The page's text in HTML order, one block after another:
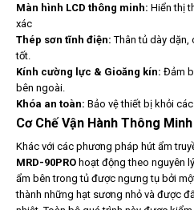
Màn hình LCD thông minh: Hiển thị
xác
Thép sơn tĩnh điện: Thân tủ dày dặn,
tốt.
Kính cường lực & Gioăng kín: Đảm
bên ngoài.
Khóa an toàn: Bảo vệ thiết bị khỏi
Cơ Chế Vận Hành Thông Minh
Khác với các phương pháp hút ẩm
MRD-90PRO hoạt động theo nguyên
ẩm bên trong tủ được ngưng tụ bởi
thành những hạt sương nhỏ và được